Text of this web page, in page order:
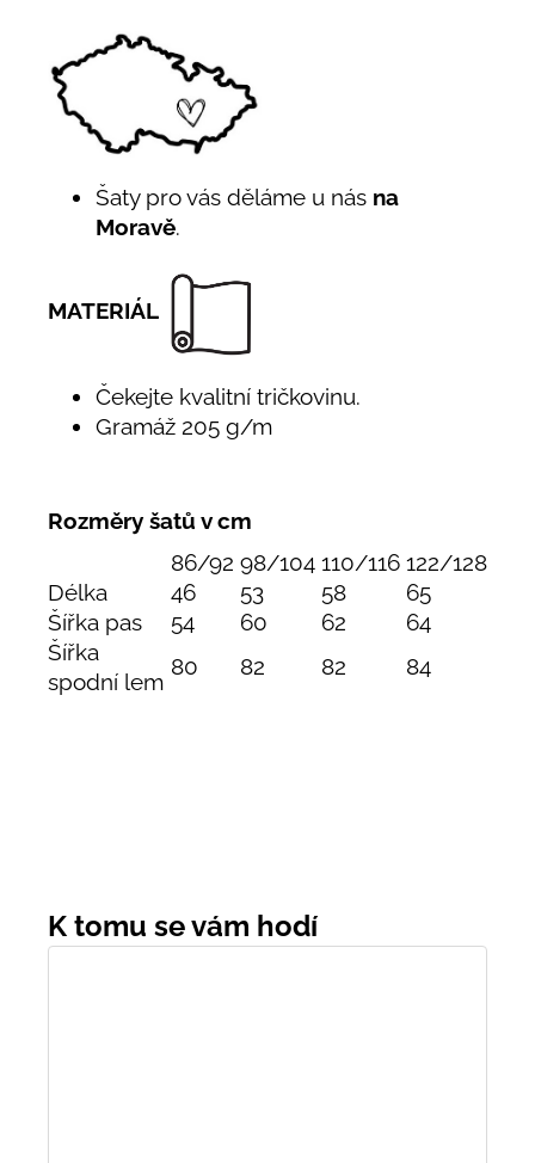
Šaty pro vás děláme u nás na
Moravě.
MATERIÁL
Čekejte kvalitní tričkovinu.
Gramáž 205 g/m
Rozměry šatů v cm
86/92 98/104 110/116 122/128
Délka
46 53 58
65
Šířka pas
54 60 62
64
Šířka
spodní lem
80 82 82 84